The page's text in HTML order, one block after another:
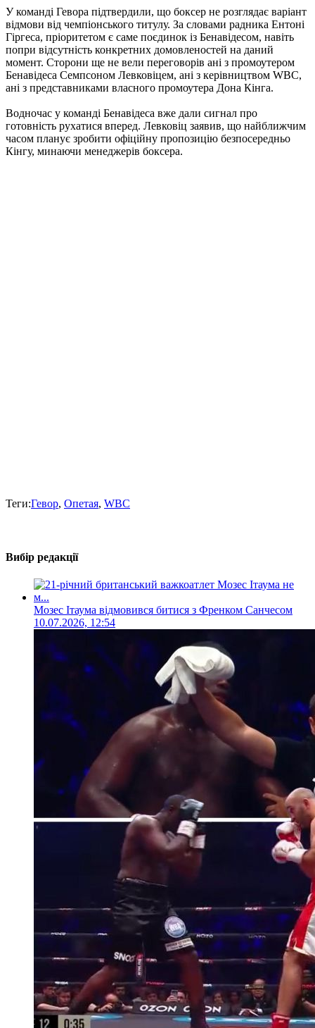
У команді Гевора підтвердили, що боксер не розглядає варіант
відмови від чемпіонського титулу. За словами радника Ентоні
Гіргеса, пріоритетом є саме поєдинок із Бенавідесом, навіть
попри відсутність конкретних домовленостей на даний
момент. Сторони ще не вели переговорів ані з промоутером
Бенавідеса Семпсоном Левковіцем, ані з керівництвом WBC,
ані з представниками власного промоутера Дона Кінга.
Водночас у команді Бенавідеса вже дали сигнал про
готовність рухатися вперед. Левковіц заявив, що найближчим
часом планує зробити офіційну пропозицію безпосередньо
Кінгу, минаючи менеджерів боксера.
Теги:Гевор, Опетая, WBC
Вибір редакції
Мозес Ітаума відмовився битися з Френком Санчесом
10.07.2026, 12:54